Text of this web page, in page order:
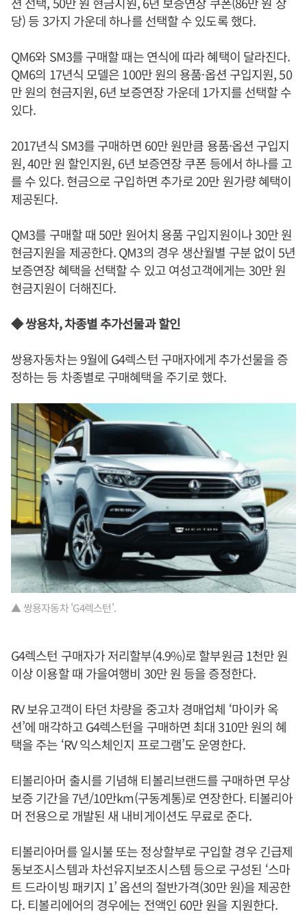
당) 등 3가지 가운데 하나를 선택할 수 있도록 했다.
QM6와 SM3를 구매할 때는 연식에 따라 혜택이 달라진다.
QM6의 17년식 모델은 100만 원의 용품·옵션 구입지원, 50
만 원의 현금지원, 6년 보증연장 가운데 1가지를 선택할 수
있다.
2017년식 SM3를 구매하면 60만 원만큼 용품·옵션 구입지
원, 40만 원 할인지원, 6년 보증연장 쿠폰 등에서 하나를 고
를 수 있다. 현금으로 구입하면 추가로 20만 원가량 혜택이
제공된다.
QM3를 구매할 때 50만 원어치 용품 구입지원이나 30만 원
현금지원을 제공한다. QM3의 경우 생산월별 구분 없이 5년
보증연장 혜택을 선택할 수 있고 여성고객에게는 30만 원
현금지원이 더해진다.
◆ 쌍용차, 차종별 추가선물과 할인
쌍용자동차는 9월에 G4렉스턴 구매자에게 추가선물을 증
정하는 등 차종별로 구매혜택을 주기로 했다.
▲ 쌍용자동차 'G4렉스턴'.
G4렉스턴 구매자가 저리할부(4.9%)로 할부원금 1천만 원
이상 이용할 때 가을여행비 30만 원 등을 증정한다.
RV 보유고객이 타던 차량을 중고차 경매업체 ‘마이카 옥
션’에 매각하고 G4렉스턴을 구매하면 최대 310만 원의 혜
택을 주는 ‘RV 익스체인지 프로그램’도 운영한다.
티볼리아머 출시를 기념해 티볼리브랜드를 구매하면 무상
보증 기간을 7년/10만km(구동계통)로 연장한다. 티볼리아
머 전용으로 개발된 새 내비게이션도 무료로 준다.
티볼리아머를 일시불 또는 정상할부로 구입할 경우 긴급제
동보조시스템과 차선유지보조시스템 등으로 구성된 ‘스마
트 드라이빙 패키지 1’ 옵션의 절반가격(30만 원)을 제공한
다. 티볼리에어의 경우에는 전액인 60만 원을 지원한다.